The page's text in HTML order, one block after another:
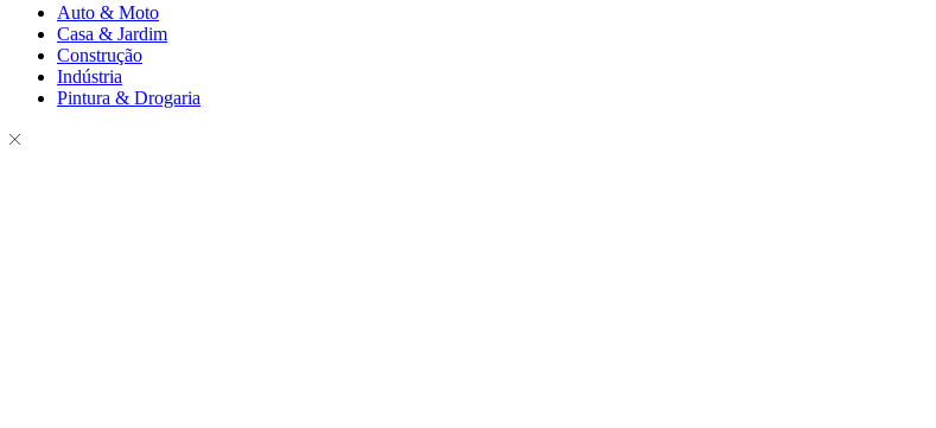
Auto & Moto
Casa & Jardim
Construção
Indústria
Pintura & Drogaria